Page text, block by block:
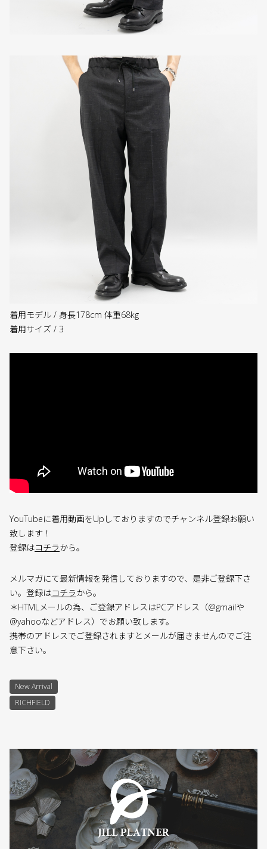
着用モデル / 身長178cm 体重68kg
着用サイズ / 3
YouTubeに着用動画をUpしておりますのでチャンネル登録お願い
致します！
登録はコチラから。
メルマガにて最新情報を発信しておりますので、是非ご登録下さ
い。登録はコチラから。
＊HTMLメールの為、ご登録アドレスはPCアドレス（@gmailや
@yahooなどアドレス）でお願い致します。
携帯のアドレスでご登録されますとメールが届きませんのでご注
意下さい。
New Arrival
RICHFIELD